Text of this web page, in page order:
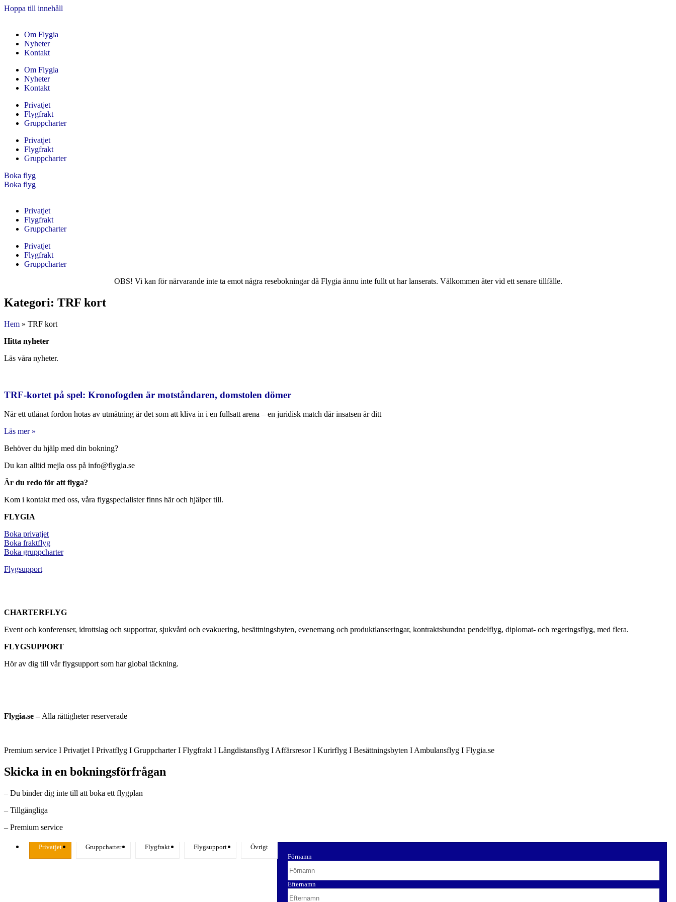
Hoppa till innehåll
Om Flygia
Nyheter
Kontakt
Om Flygia
Nyheter
Kontakt
Privatjet
Flygfrakt
Gruppcharter
Privatjet
Flygfrakt
Gruppcharter
Boka flyg
Boka flyg
Privatjet
Flygfrakt
Gruppcharter
Privatjet
Flygfrakt
Gruppcharter
OBS! Vi kan för närvarande inte ta emot några resebokningar då Flygia ännu inte fullt ut har lanserats. Välkommen åter vid ett senare tillfälle.
Kategori: TRF kort
Hem » TRF kort
Hitta nyheter
Läs våra nyheter.
TRF-kortet på spel: Kronofogden är motståndaren, domstolen dömer
När ett utlånat fordon hotas av utmätning är det som att kliva in i en fullsatt arena – en juridisk match där insatsen är ditt
Läs mer »
Behöver du hjälp med din bokning?
Du kan alltid mejla oss på info@flygia.se
Är du redo för att flyga?
Kom i kontakt med oss, våra flygspecialister finns här och hjälper till.
FLYGIA
Boka privatjet
Boka fraktflyg
Boka gruppcharter
Flygsupport
CHARTERFLYG
Event och konferenser, idrottslag och supportrar, sjukvård och evakuering, besättningsbyten, evenemang och produktlanseringar, kontraktsbundna pendelflyg, diplomat- och regeringsflyg, med flera.
FLYGSUPPORT
Hör av dig till vår flygsupport som har global täckning.
Flygia.se – Alla rättigheter reserverade
Premium service I Privatjet I Privatflyg I Gruppcharter I Flygfrakt I Långdistansflyg I Affärsresor I Kurirflyg I Besättningsbyten I Ambulansflyg I Flygia.se
Skicka in en bokningsförfrågan
– Du binder dig inte till att boka ett flygplan
– Tillgängliga
– Premium service
Privatjet Gruppcharter Flygfrakt Flygsupport
Övrigt
Förnamn
Efternamn